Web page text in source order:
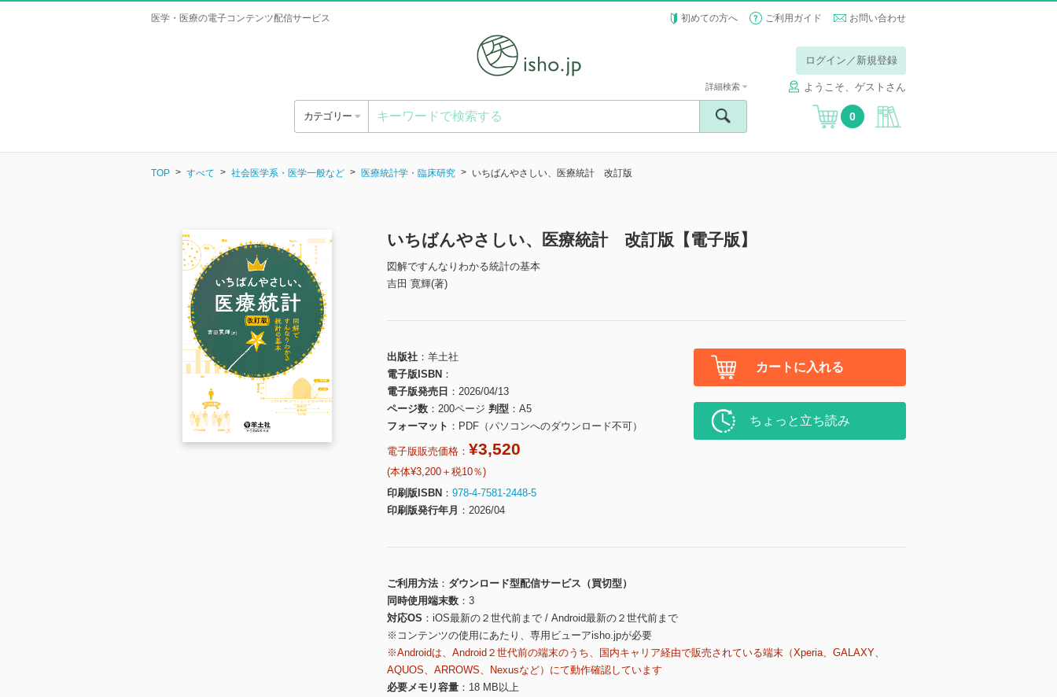
医学・医療の電子コンテンツ配信サービス 初めての方へ ご利用ガイド お問い合わせ
ログイン／新規登録
ようこそ、ゲストさん
カテゴリー
詳細検索
0
TOP すべて 社会医学系・医学一般など 医療統計学・臨床研究 いちばんやさしい、医療統計 改訂版
いちばんやさしい、医療統計 改訂版【電子版】
図解ですんなりわかる統計の基本
吉田 寛輝(著)
出版社
羊土社
電子版ISBN
電子版発売日
2026/04/13
ページ数
200ページ 判型
A5
フォーマット
PDF（パソコンへのダウンロード不可）
電子版販売価格： ¥3,520
(本体¥3,200＋税10％)
印刷版ISBN
978-4-7581-2448-5
印刷版発行年月
2026/04
カートに入れる
ちょっと立ち読み
ご利用方法
ダウンロード型配信サービス（買切型）
同時使用端末数
3
対応OS
iOS最新の２世代前まで / Android最新の２世代前まで
※コンテンツの使用にあたり、専用ビューアisho.jpが必要
※Androidは、Android２世代前の端末のうち、国内キャリア経由で販売されている端末（Xperia、GALAXY、
AQUOS、ARROWS、Nexusなど）にて動作確認しています
必要メモリ容量
18 MB以上